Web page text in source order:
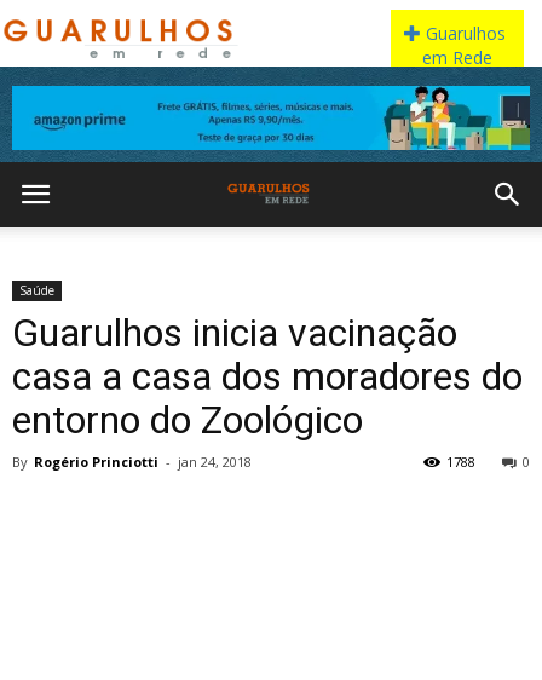
Saúde
Guarulhos inicia vacinação
casa a casa dos moradores do
entorno do Zoológico
By Rogério Princiotti - jan 24, 2018 0
1788